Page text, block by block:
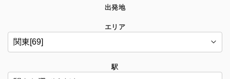
出発地
エリア
駅